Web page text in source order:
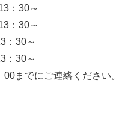
：30～
：30～
：30～
：30～
までにご連絡ください。